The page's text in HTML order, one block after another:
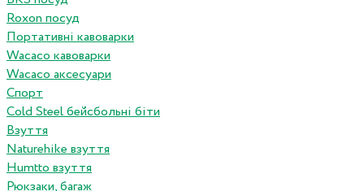
Roxon посуд
Портативні кавоварки
Wacaco кавоварки
Wacaco аксесуари
Спорт
Cold Steel бейсбольні біти
Взуття
Naturehike взуття
Humtto взуття
Рюкзаки, багаж